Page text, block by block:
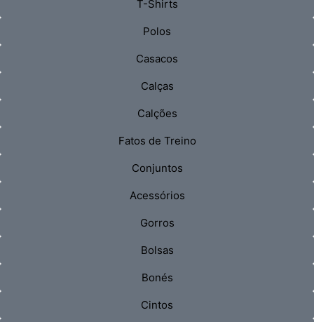
T-Shirts
Polos
Casacos
Calças
Calções
Fatos de Treino
Conjuntos
Acessórios
Gorros
Bolsas
Bonés
Cintos